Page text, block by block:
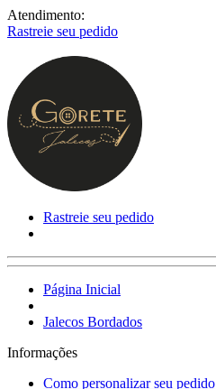
Atendimento:
Rastreie seu pedido
Rastreie seu pedido
Página Inicial
Jalecos Bordados
Informações
Como personalizar seu pedido